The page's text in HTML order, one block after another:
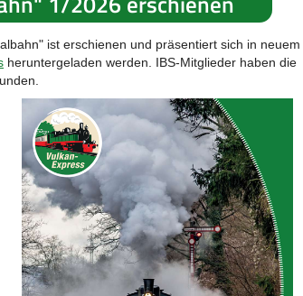
ist erschienen und präsentiert sich in neuem
heruntergeladen werden. IBS-Mitglieder haben die